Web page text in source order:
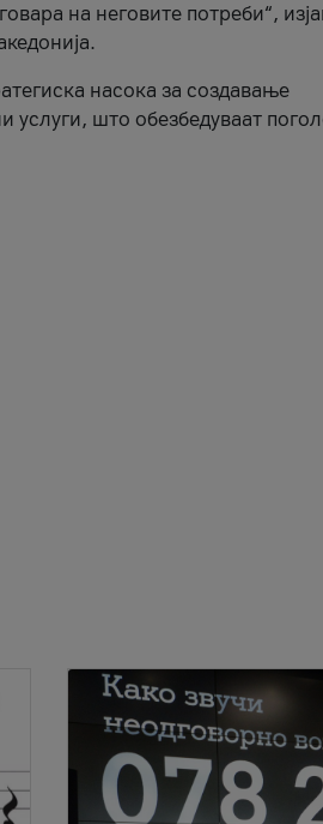
на неговите потреби“,
насока за создавање
што обезбедуваат